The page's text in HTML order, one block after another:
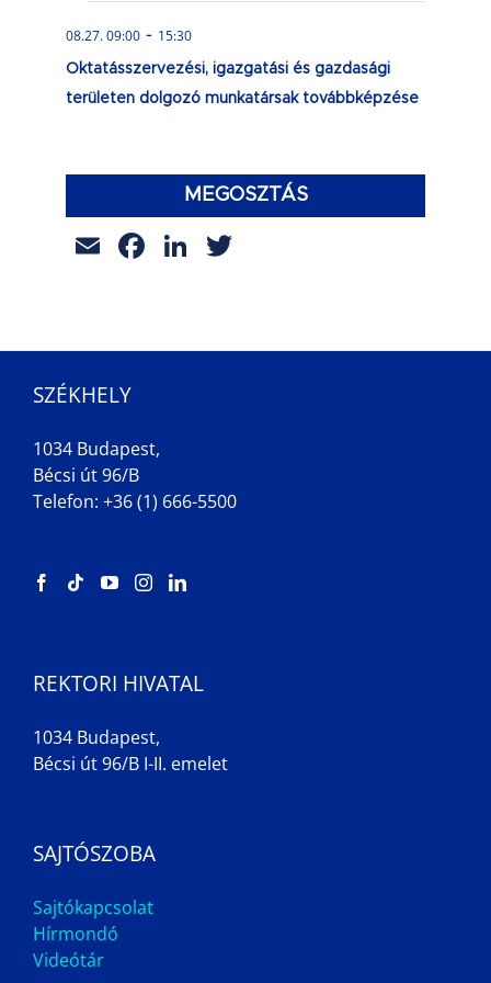
08.27. 09:00 - 15:30
Oktatásszervezési, igazgatási és gazdasági
területen dolgozó munkatársak továbbképzése
MEGOSZTÁS
EmailFacebook
LinkedIn
SZÉKHELY
1034 Budapest,
Bécsi út 96/B
Telefon: +36 (1) 666-5500
REKTORI HIVATAL
1034 Budapest,
Bécsi út 96/B I-II. emelet
SAJTÓSZOBA
Sajtókapcsolat
Hírmondó
Videótár